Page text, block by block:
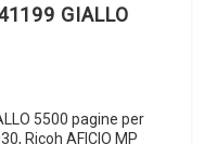
GIALLO
5500 pagine per
Ricoh AFICIO MP